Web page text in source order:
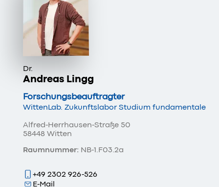
Dr.
Andreas Lingg
Forschungsbeauftragter
WittenLab. Zukunftslabor Studium fundamentale
+49 2302 926-526
E-Mail
Alfred-Herrhausen-Straße 50
58448 Witten
Raumnummer: NB-1.F03.2a